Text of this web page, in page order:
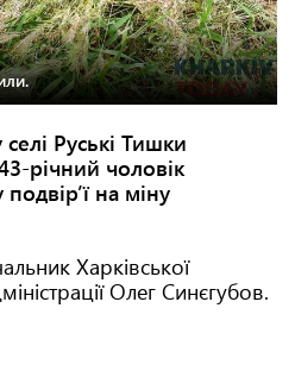
Руські Тишки
річний чоловік
на міну
Харківської
Олег Синєгубов.